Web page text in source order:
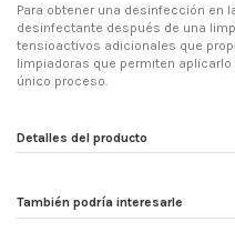
Para obtener una desinfección en
desinfectante después de una
tensioactivos adicionales que
limpiadoras que permiten
único proceso.
Detalles del producto
También podría interesarle